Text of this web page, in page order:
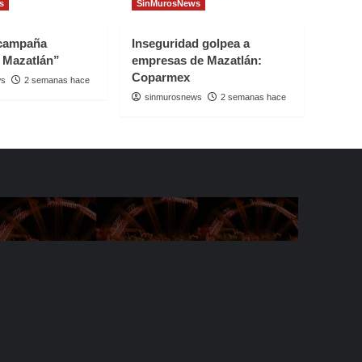
2 semanas hace
SinMurosNews
Inseguridad golpea a
empresas de Mazatlán:
Coparmex
sinmurosnews 2 semanas hace